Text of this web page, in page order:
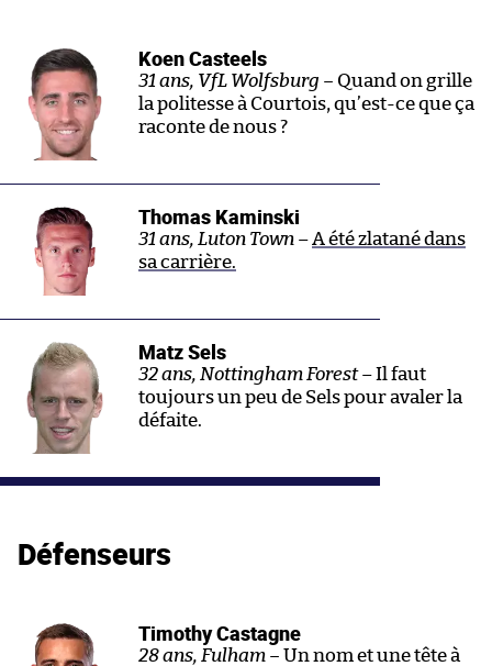
Koen Casteels
31 ans, VfL Wolfsburg – Quand on grille
la politesse à Courtois, qu’est-ce que ça
raconte de nous ?
Thomas Kaminski
31 ans, Luton Town –A été zlatané dans
sa carrière.
Matz Sels
32 ans, Nottingham Forest– Il faut
toujours un peu de Sels pour avaler la
défaite.
Défenseurs
Timothy Castagne
28 ans, Fulham – Un nom et une tête à